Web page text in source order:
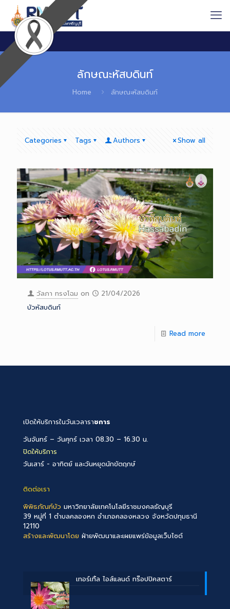
ลักษณะหัสบดินท์
Home ลักษณะหัสบดินท์
Categories Tags Authors Show all
วัลภา ทรงโฉม on
21/04/2026
บัวหัสบดินท์
Read more
เปิดให้บริการในวันเวลาราชการ
วันจันทร์ – วันศุกร์ เวลา 08.30 – 16.30 น.
ปิดให้บริการ
วันเสาร์ - อาทิตย์ และวันหยุดนักขัตฤกษ์
ติดต่อเรา
พิพิธภัณฑ์บัว มหาวิทยาลัยเทคโนโลยีราชมงคลธัญบุรี
39 หมู่ที่ 1 ตำบลคลองหก อำเภอคลองหลวง จังหวัดปทุมธานี
12110
สร้างและพัฒนาโดย ฝ่ายพัฒนาและเผยแพร่ข้อมูลเว็บไซต์
เทอร์เทิ้ล ไอส์แลนด์ ทร๊อปปิคสตาร์